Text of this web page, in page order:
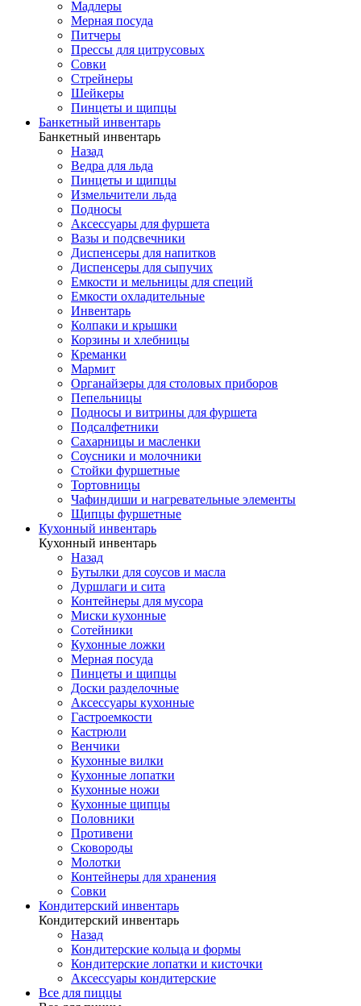
Мадлеры
Мерная посуда
Питчеры
Прессы для цитрусовых
Совки
Стрейнеры
Шейкеры
Пинцеты и щипцы
Банкетный инвентарь
Банкетный инвентарь
Назад
Ведра для льда
Пинцеты и щипцы
Измельчители льда
Подносы
Аксессуары для фуршета
Вазы и подсвечники
Диспенсеры для напитков
Диспенсеры для сыпучих
Емкости и мельницы для специй
Емкости охладительные
Инвентарь
Колпаки и крышки
Корзины и хлебницы
Креманки
Мармит
Органайзеры для столовых приборов
Пепельницы
Подносы и витрины для фуршета
Подсалфетники
Сахарницы и масленки
Соусники и молочники
Стойки фуршетные
Тортовницы
Чафиндиши и нагревательные элементы
Щипцы фуршетные
Кухонный инвентарь
Кухонный инвентарь
Назад
Бутылки для соусов и масла
Дуршлаги и сита
Контейнеры для мусора
Миски кухонные
Сотейники
Кухонные ложки
Мерная посуда
Пинцеты и щипцы
Доски разделочные
Аксессуары кухонные
Гастроемкости
Кастрюли
Венчики
Кухонные вилки
Кухонные лопатки
Кухонные ножи
Кухонные щипцы
Половники
Противени
Сковороды
Молотки
Контейнеры для хранения
Совки
Кондитерский инвентарь
Кондитерский инвентарь
Назад
Кондитерские кольца и формы
Кондитерские лопатки и кисточки
Аксессуары кондитерские
Все для пиццы